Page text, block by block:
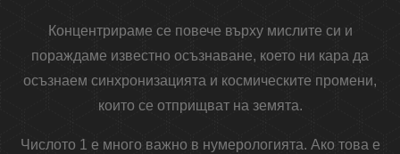
Концентрираме се повече върху мислите си и
пораждаме известно осъзнаване, което ни кара да
осъзнаем синхронизацията и космическите промени,
които се отприщват на земята.
Числото 1 е много важно в нумерологията. Ако това е